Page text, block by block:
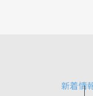
新着情